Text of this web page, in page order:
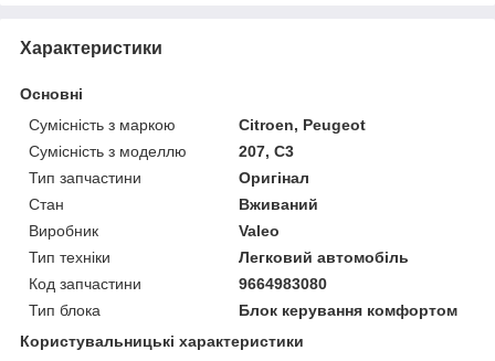
Характеристики
Основні
Сумісність з маркою
Citroen, Peugeot
Сумісність з моделлю
207, C3
Тип запчастини
Оригінал
Стан
Вживаний
Виробник
Valeo
Тип техніки
Легковий автомобіль
Код запчастини
9664983080
Тип блока
Блок керування комфортом
Користувальницькі характеристики